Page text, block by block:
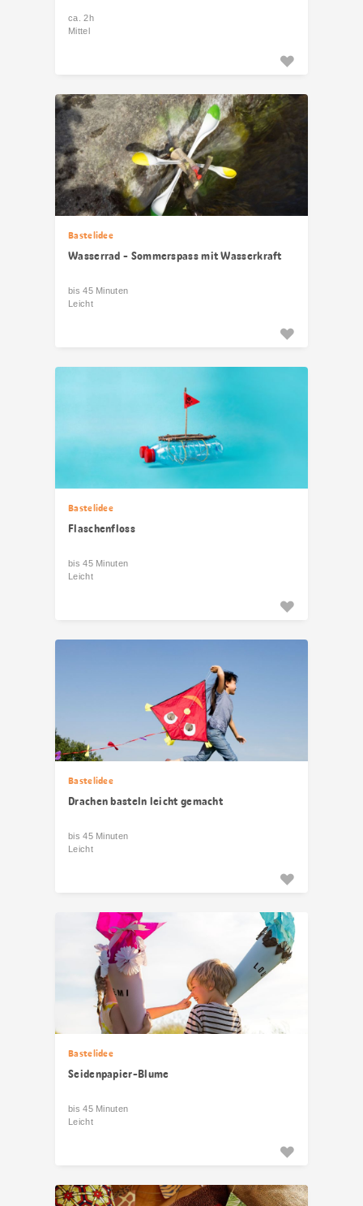
ca. 2h
Mittel
Bastelidee
Wasserrad - Sommerspass mit Wasserkraft
bis 45 Minuten
Leicht
Bastelidee
Flaschenfloss
bis 45 Minuten
Leicht
Bastelidee
Drachen basteln leicht gemacht
bis 45 Minuten
Leicht
Bastelidee
Seidenpapier-Blume
bis 45 Minuten
Leicht